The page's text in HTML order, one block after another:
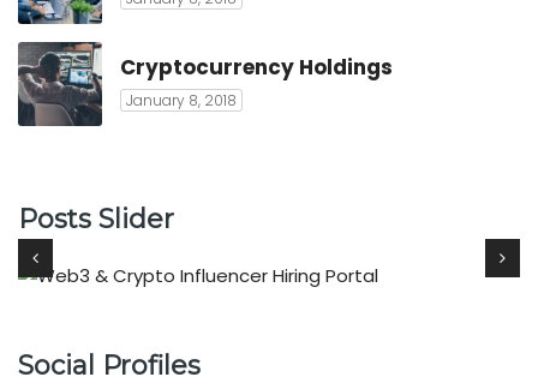
Cryptocurrency Holdings
January 8, 2018
Posts Slider
Social Profiles